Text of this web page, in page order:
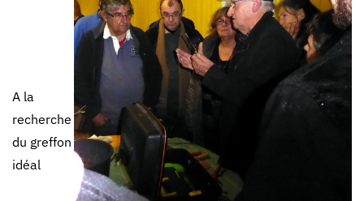
A la
recherche
du greffon
idéal